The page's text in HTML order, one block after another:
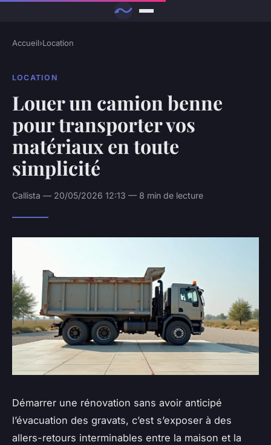
Accueil›Location
LOCATION
Louer un camion benne
pour transporter vos
matériaux en toute
simplicité
Callista — 20/05/2026 12:13 — 8 min de lecture
Démarrer une rénovation sans avoir anticipé
l’évacuation des gravats, c’est s’exposer à des
allers-retours interminables entre la maison et la